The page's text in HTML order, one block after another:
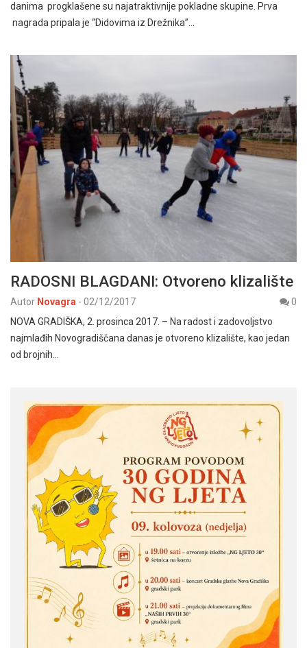
danima progklašene su najatraktivnije pokladne skupine. Prva
nagrada pripala je “Didovima iz Drežnika”…
RADOSNI BLAGDANI: Otvoreno klizalište
Autor Novagra - 02/12/2017
0
NOVA GRADIŠKA, 2. prosinca 2017. – Na radost i zadovoljstvo
najmlađih Novogradiščana danas je otvoreno klizalište, kao jedan
od brojnih…